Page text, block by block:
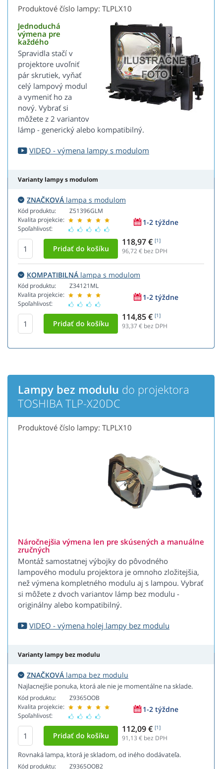
Produktové číslo lampy: TLPLX10
Jednoduchá
výmena pre
každého
Spravidla stačí v
projektore uvoľniť
pár skrutiek, vyňať
celý lampový modul
a vymeniť ho za
nový. Vybrať si
môžete z 2 variantov
lámp - generický alebo kompatibilný.
VIDEO - výmena lampy s modulom
Varianty lampy s modulom
ZNAČKOVÁ lampa s modulom
Kód produktu:
Kvalita projekcie:
Spoľahlivosť:
Z51396GLM
1-2 týždne
118,97 € [1]
96,72€ bez DPH
KOMPATIBILNÁ lampa s modulom
Kód produktu:
Kvalita projekcie:
Spoľahlivosť:
Z34121ML
1-2 týždne
114,85 € [1]
93,37 € bez DPH
Lampy bez modulu do projektora
TOSHIBA TLP-X20DC
Produktové číslo lampy: TLPLX10
Náročnejšia výmena len pre skúsených a manuálne
zručných
Montáž samostatnej výbojky do pôvodného
lampového modulu projektora je omnoho zložitejšia,
než výmena kompletného modulu aj s lampou. Vybrať
si môžete z dvoch variantov lámp bez modulu -
originálny alebo kompatibilný.
VIDEO - výmena holej lampy bez modulu
Varianty lampy bez modulu
ZNAČKOVÁ lampa bez modulu
Najlacnejšie ponuka, ktorá ale nie je momentálne na sklade.
Kód produktu:
Kvalita projekcie:
Spoľahlivosť:
Z9365OOB
1-2 týždne
112,09 € [1]
91,13 € bez DPH
Rovnaká lampa, ktorá je skladom, od iného dodávateľa.
Kód produktu: Z9365OOB2